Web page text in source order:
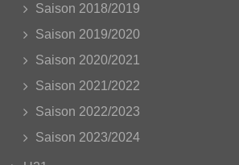
Saison 2018/2019
Saison 2019/2020
Saison 2020/2021
Saison 2021/2022
Saison 2022/2023
Saison 2023/2024